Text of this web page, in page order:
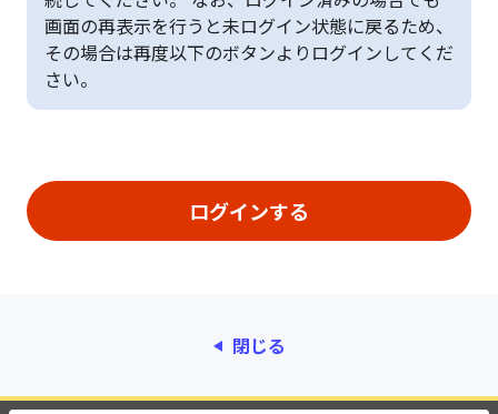
画面の再表示を行うと未ログイン状態に戻るため、
その場合は再度以下のボタンよりログインしてくだ
さい。
閉じる